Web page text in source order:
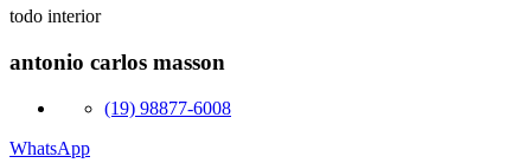
todo interior
antonio carlos masson
(19) 98877-6008
WhatsApp